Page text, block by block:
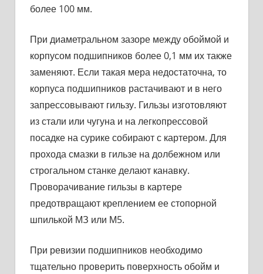
более 100 мм.
При диаметральном зазоре между обоймой и
корпусом под­шипников более 0,1 мм их также
заменяют. Если такая мера не­достаточна, то
корпуса подшипников растачивают и в него
запрес­совывают гильзу. Гильзы изготовляют
из стали или чугуна и на легкопрессовой
посадке на сурике собирают с картером. Для
про­хода смазки в гильзе на долбежном или
строгальном станке де­лают канавку.
Проворачивание гильзы в картере
предотвращают креплением ее стопорной
шпилькой МЗ или М5.
При ревизии подшипников необходимо
тщательно проверить поверхность обойм и